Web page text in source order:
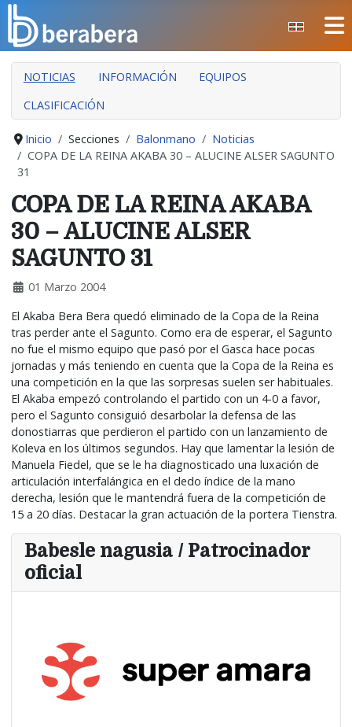
CERRAR
INICIO
CLUB
MANTEO
SECCIONES
EVENTOS
ÁREA SOCIAL
PREVENCIÓN DE LA VIOLENCIA
NOTICIAS INFORMACIÓN
EQUIPOS
CLASIFICACIÓN
Inicio Secciones Balonmano
Noticias
COPA DE LA REINA AKABA 30 – ALUCINE ALSER SAGUNTO
31
COPA DE LA REINA AKABA
30 – ALUCINE ALSER
SAGUNTO 31
01 Marzo 2004
El Akaba Bera Bera quedó eliminado de la Copa de la Reina
tras perder ante el Sagunto. Como era de esperar, el Sagunto
no fue el mismo equipo que pasó por el Gasca hace pocas
jornadas y más teniendo en cuenta que la Copa de la Reina es
una competición en la que las sorpresas suelen ser habituales.
El Akaba empezó controlando el partido con un 4-0 a favor,
pero el Sagunto consiguió desarbolar la defensa de las
donostiarras que perdieron el partido con un lanzamiento de
Koleva en los últimos segundos. Hay que lamentar la lesión de
Manuela Fiedel, que se le ha diagnosticado una luxación de
articulación interfalángica en el dedo índice de la mano
derecha, lesión que le mantendrá fuera de la competición de
15 a 20 días. Destacar la gran actuación de la portera Tienstra.
Babesle nagusia / Patrocinador
oficial